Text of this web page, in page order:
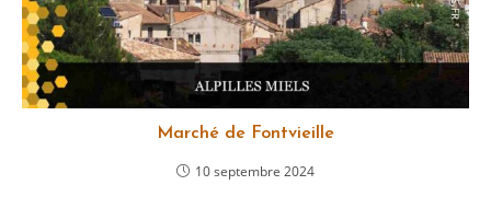
Marché de Fontvieille
10 septembre 2024